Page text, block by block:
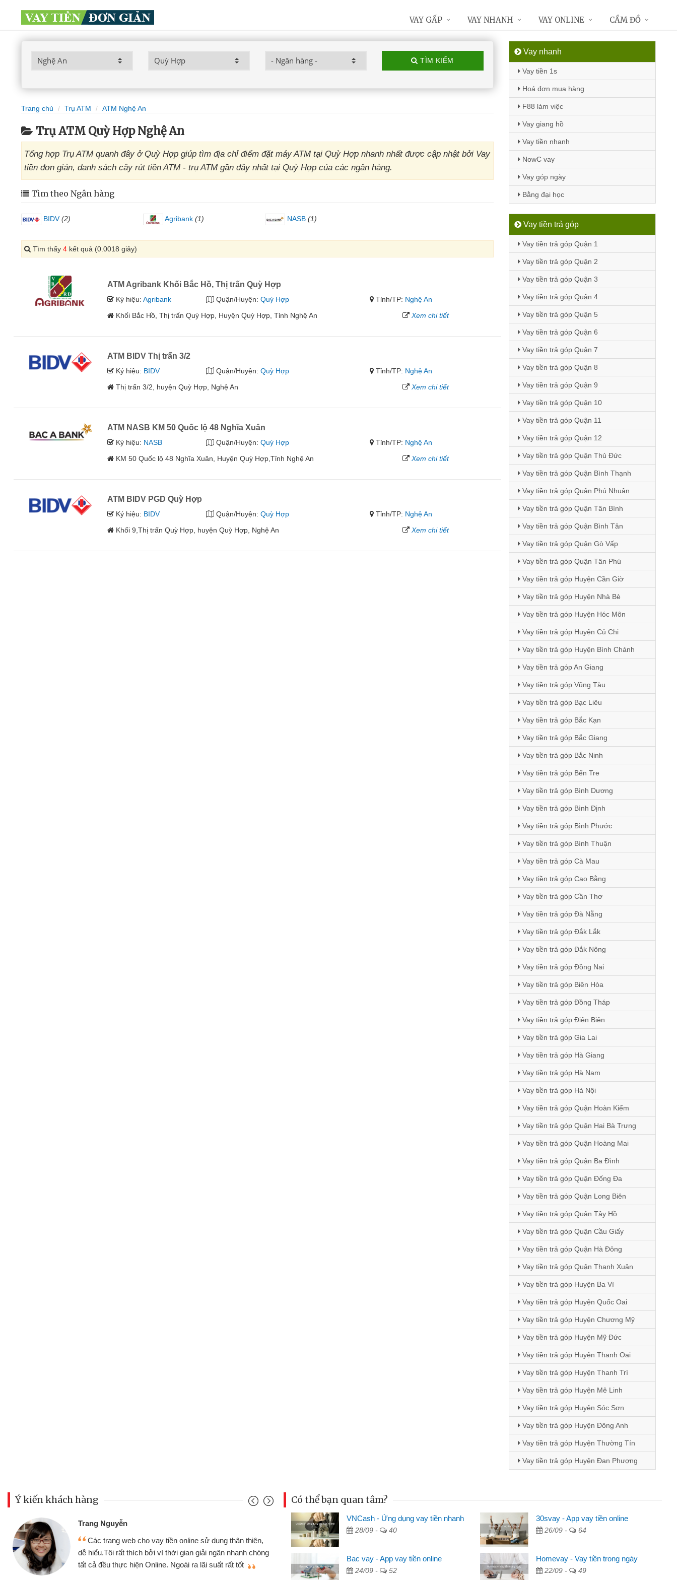
TÌM KIẾM
Trang chủ Trụ ATM ATM Nghệ An
Trụ ATM Quỳ Hợp Nghệ An
Tổng hợp Trụ ATM quanh đây ở Quỳ Hợp giúp tìm địa chỉ điểm đặt máy ATM tại Quỳ Hợp nhanh nhất được cập nhật bởi Vay
tiền đơn giản, danh sách cây rút tiền ATM - trụ ATM gần đây nhất tại Quỳ Hợp của các ngân hàng.
Tìm theo Ngân hàng
BIDV (2) Agribank (1) NASB (1)
Tìm thấy 4 kết quả (0.0018 giây)
ATM Agribank Khối Bắc Hồ, Thị trấn Quỳ Hợp
Ký hiệu:Agribank Quận/Huyện: Quỳ Hợp Tỉnh/TP: Nghệ An
Khối Bắc Hồ, Thị trấn Quỳ Hợp, Huyện Quỳ Hợp, Tỉnh Nghệ An
Xem chi tiết
ATM BIDV Thị trấn 3/2
Ký hiệu: BIDV Quận/Huyện: Quỳ Hợp Tỉnh/TP: Nghệ An
Thị trấn 3/2, huyện Quỳ Hợp, Nghệ An
Xem chi tiết
ATM NASB KM 50 Quốc lộ 48 Nghĩa Xuân
Ký hiệu: NASB Quận/Huyện: Quỳ Hợp Tỉnh/TP: Nghệ An
KM 50 Quốc lộ 48 Nghĩa Xuân, Huyện Quỳ Hợp,Tỉnh Nghệ An
Xem chi tiết
ATM BIDV PGD Quỳ Hợp
Ký hiệu: BIDV Quận/Huyện: Quỳ Hợp Tỉnh/TP: Nghệ An
Khối 9,Thị trấn Quỳ Hợp, huyện Quỳ Hợp, Nghệ An
Xem chi tiết
Vay nhanh
Vay tiền 1s
Hoá đơn mua hàng
F88 làm việc
Vay giang hồ
Vay tiền nhanh
NowC vay
Vay góp ngày
Bằng đại học
Vay tiền trả góp
Vay tiền trả góp Quận 1
Vay tiền trả góp Quận 2
Vay tiền trả góp Quận 3
Vay tiền trả góp Quận 4
Vay tiền trả góp Quận 5
Vay tiền trả góp Quận 6
Vay tiền trả góp Quận 7
Vay tiền trả góp Quận 8
Vay tiền trả góp Quận 9
Vay tiền trả góp Quận 10
Vay tiền trả góp Quận 11
Vay tiền trả góp Quận 12
Vay tiền trả góp Quận Thủ Đức
Vay tiền trả góp Quận Bình Thạnh
Vay tiền trả góp Quận Phú Nhuận
Vay tiền trả góp Quận Tân Bình
Vay tiền trả góp Quận Bình Tân
Vay tiền trả góp Quận Gò Vấp
Vay tiền trả góp Quận Tân Phú
Vay tiền trả góp Huyện Cần Giờ
Vay tiền trả góp Huyện Nhà Bè
Vay tiền trả góp Huyện Hóc Môn
Vay tiền trả góp Huyện Củ Chi
Vay tiền trả góp Huyện Bình Chánh
Vay tiền trả góp An Giang
Vay tiền trả góp Vũng Tàu
Vay tiền trả góp Bạc Liêu
Vay tiền trả góp Bắc Kạn
Vay tiền trả góp Bắc Giang
Vay tiền trả góp Bắc Ninh
Vay tiền trả góp Bến Tre
Vay tiền trả góp Bình Dương
Vay tiền trả góp Bình Định
Vay tiền trả góp Bình Phước
Vay tiền trả góp Bình Thuận
Vay tiền trả góp Cà Mau
Vay tiền trả góp Cao Bằng
Vay tiền trả góp Cần Thơ
Vay tiền trả góp Đà Nẵng
Vay tiền trả góp Đắk Lắk
Vay tiền trả góp Đắk Nông
Vay tiền trả góp Đồng Nai
Vay tiền trả góp Biên Hòa
Vay tiền trả góp Đồng Tháp
Vay tiền trả góp Điện Biên
Vay tiền trả góp Gia Lai
Vay tiền trả góp Hà Giang
Vay tiền trả góp Hà Nam
Vay tiền trả góp Hà Nội
Vay tiền trả góp Quận Hoàn Kiếm
Vay tiền trả góp Quận Hai Bà Trưng
Vay tiền trả góp Quận Hoàng Mai
Vay tiền trả góp Quận Ba Đình
Vay tiền trả góp Quận Đống Đa
Vay tiền trả góp Quận Long Biên
Vay tiền trả góp Quận Tây Hồ
Vay tiền trả góp Quận Cầu Giấy
Vay tiền trả góp Quận Hà Đông
Vay tiền trả góp Quận Thanh Xuân
Vay tiền trả góp Huyện Ba Vì
Vay tiền trả góp Huyện Quốc Oai
Vay tiền trả góp Huyện Chương Mỹ
Vay tiền trả góp Huyện Mỹ Đức
Vay tiền trả góp Huyện Thanh Oai
Vay tiền trả góp Huyện Thanh Trì
Vay tiền trả góp Huyện Mê Linh
Vay tiền trả góp Huyện Sóc Sơn
Vay tiền trả góp Huyện Đông Anh
Vay tiền trả góp Huyện Thường Tín
Vay tiền trả góp Huyện Đan Phượng
VAY GẤP VAY NHANH VAY ONLINE CẦM ĐỒ
Ý kiến khách hàng
thân thiện,
chóng
tốt
Đoàn Hữu Cảnh
Mình cần tiền gấp nên định cầm cố chiếc xe wave
nhưng thật may đã có gói vay tiền bằng CMND online
không cần gặp mặt nên rất tiện lợi, sẽ giới thiệu cho bạn
Mai Lan - Sinh viên
Tôi biết đến thông qua quảng cáo trên facebook. Tôi là
sinh viên nên cần đóng tiền nhà, sinh nhật bạn bè, mà đọc
thấy thủ tục nhanh gọn nên tôi quyết định vay
Có thể bạn quan tâm?
VNCash - Ứng dụng vay tiền nhanh
28/09 - 40
30svay - App vay tiền online
26/09 - 64
Bac vay - App vay tiền online
24/09 - 52
Homevay - Vay tiền trong ngày
22/09 - 49